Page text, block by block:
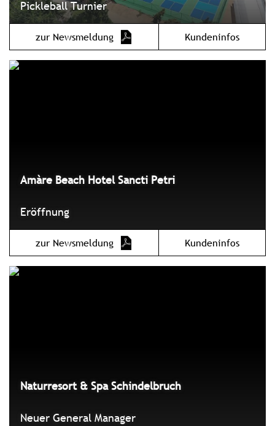
Pickleball Turnier
zur Newsmeldung Kundeninfos
Amàre Beach Hotel Sancti Petri
Eröffnung
zur Newsmeldung Kundeninfos
Naturresort & Spa Schindelbruch
Neuer General Manager